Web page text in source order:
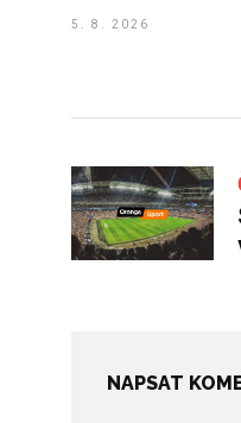
5. 8. 2026
NAPSAT